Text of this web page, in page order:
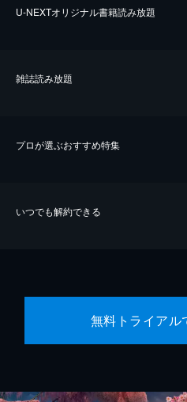
U-NEXTオリジナル書籍読み放題
雑誌読み放題
プロが選ぶおすすめ特集
いつでも解約できる
無料トライアル